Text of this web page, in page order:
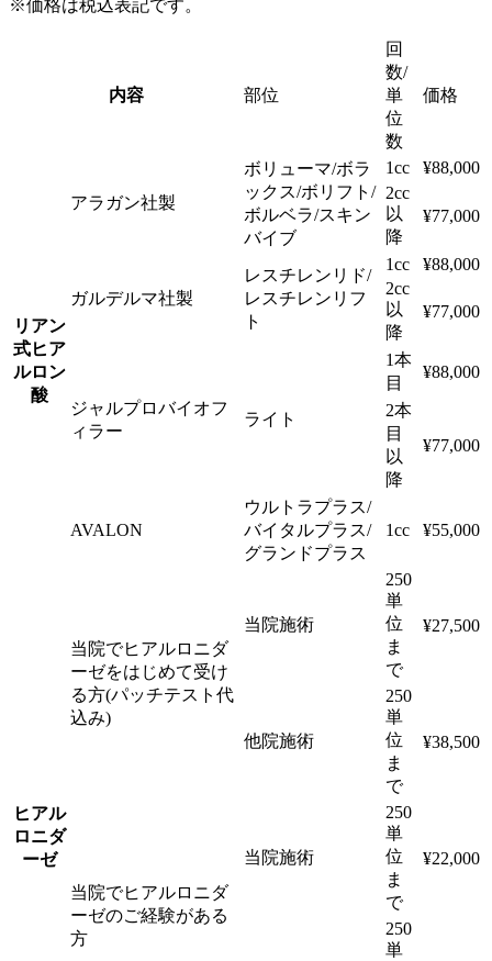
※価格は税込表記です。
内容 部位
回
数/
単
位
数
価格
リアン
式ヒア
ルロン
酸
アラガン社製
ボリューマ/ボラ
ックス/ボリフト/
ボルベラ/スキン
バイブ
1cc
¥88,000
2cc
以
降
¥77,000
ガルデルマ社製
レスチレンリド/
レスチレンリフ
ト
1cc
¥88,000
2cc
以
降
¥77,000
ジャルプロバイオフ
ィラー
ライト
1本
目
¥88,000
2本
目
以
降
¥77,000
AVALON
ウルトラプラス/
バイタルプラス/
グランドプラス
1cc ¥55,000
ヒアル
ロニダ
ーゼ
当院でヒアルロニダ
ーゼをはじめて受け
る方(パッチテスト代
込み)
当院施術
250
単
位
ま
で
¥27,500
他院施術
250
単
位
ま
で
¥38,500
当院でヒアルロニダ
ーゼのご経験がある
方
当院施術
250
単
位
ま
で
¥22,000
250
単